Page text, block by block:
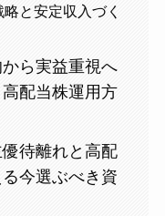
と安定収入づく
から実益重視へ
配当株運用方
優待離れと高配
今選ぶべき資